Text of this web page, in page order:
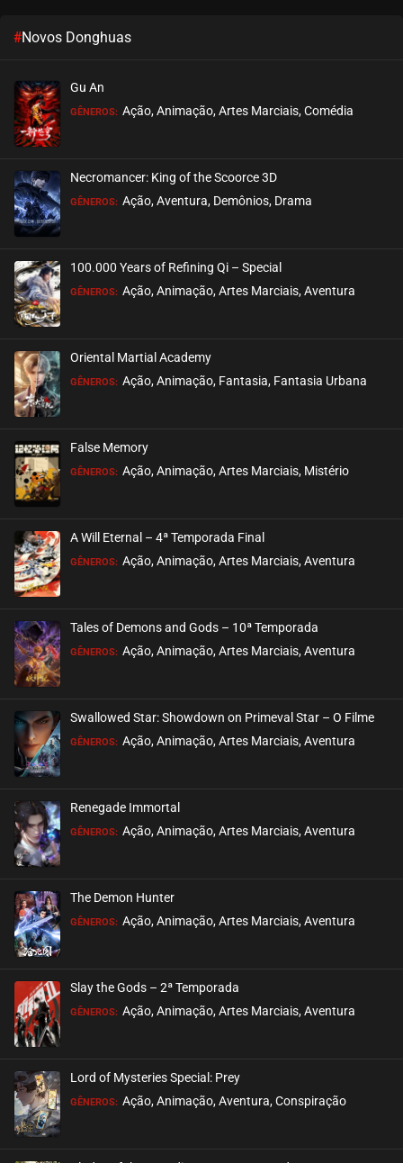
#Novos Donghuas
Gu An
GÊNEROS: Ação, Animação, Artes Marciais, Comédia
Necromancer: King of the Scoorce 3D
GÊNEROS: Ação, Aventura, Demônios, Drama
100.000 Years of Refining Qi – Special
GÊNEROS: Ação, Animação, Artes Marciais, Aventura
Oriental Martial Academy
GÊNEROS: Ação, Animação, Fantasia, Fantasia Urbana
False Memory
GÊNEROS: Ação, Animação, Artes Marciais, Mistério
A Will Eternal – 4ª Temporada Final
GÊNEROS: Ação, Animação, Artes Marciais, Aventura
Tales of Demons and Gods – 10ª Temporada
GÊNEROS: Ação, Animação, Artes Marciais, Aventura
Swallowed Star: Showdown on Primeval Star – O Filme
GÊNEROS: Ação, Animação, Artes Marciais, Aventura
Renegade Immortal
GÊNEROS: Ação, Animação, Artes Marciais, Aventura
The Demon Hunter
GÊNEROS: Ação, Animação, Artes Marciais, Aventura
Slay the Gods – 2ª Temporada
GÊNEROS: Ação, Animação, Artes Marciais, Aventura
Lord of Mysteries Special: Prey
GÊNEROS: Ação, Animação, Aventura, Conspiração